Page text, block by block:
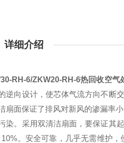
详细介绍
RH-6/ZKW20-RH-6热回收空气
逆向设计，使芯体气流方向不断
洁扇面保证了排风对新风的渗漏率
染。采用双清洁扇面，要保证其
10%。安全可靠，几乎无需维护